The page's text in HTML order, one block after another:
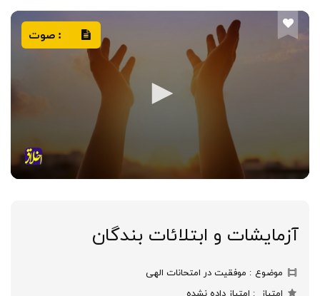
: صوت
آزمایشات و ابتلائات بندگان
موضوع
موفقیت در امتحانات الهی